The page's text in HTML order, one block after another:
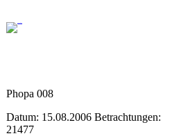
Phopa 008
Datum: 15.08.2006 Betrachtungen:
21477